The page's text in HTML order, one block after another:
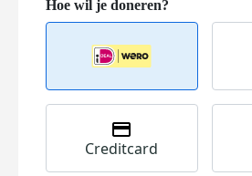
Creditcard